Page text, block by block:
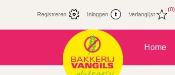
Registreren Inloggen Verlanglijst
(0)
Home